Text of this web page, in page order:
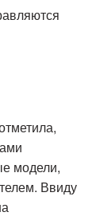
модели,
Ввиду